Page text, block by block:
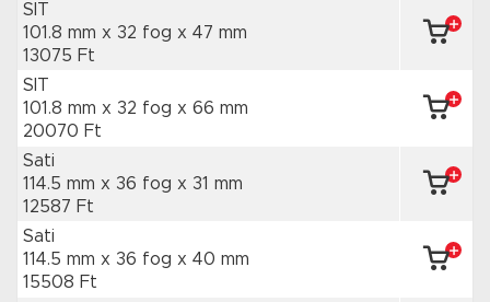
SIT
101.8 mm x 32 fog x 47 mm
13075 Ft
SIT
101.8 mm x 32 fog x 66 mm
20070 Ft
Sati
114.5 mm x 36 fog x 31 mm
12587 Ft
Sati
114.5 mm x 36 fog x 40 mm
15508 Ft